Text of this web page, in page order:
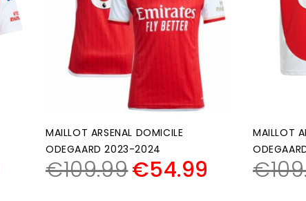
MAILLOT ARSENAL DOMICILE
ODEGAARD 2023-2024
€109.99€54.99
MAILLOT
€